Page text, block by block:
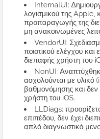
InternalUI:
λογισμικού της Apple,
προπαραγωγής της
μη ανακοινωμένες
VendorUI:
ποιοτικού ελέγχου και
διεπαφής χρήστη του
NonUI:
ασχολούνται με υλικό
βαθμονόμησης και δεν
χρήστη του iOS.
LLDiags:
επιπέδου, δεν έχει
απλό διαγνωστικό